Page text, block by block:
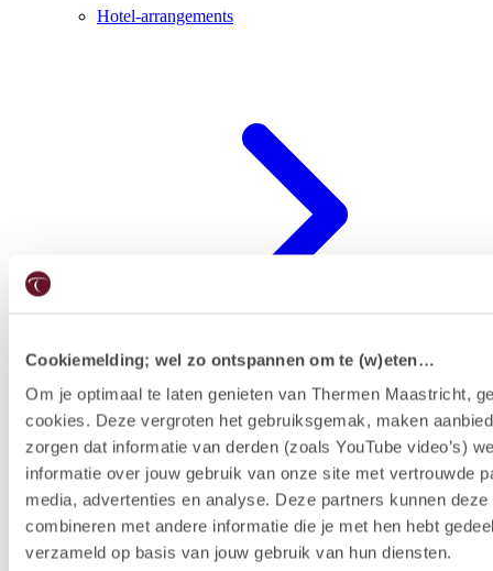
Cookiemelding; wel zo ontspannen om te (w)eten…
Om je optimaal te laten genieten van Thermen Maastricht,
cookies. Deze vergroten het gebruiksgemak, maken
zorgen dat informatie van derden (zoals YouTube video’s)
informatie over jouw gebruik van onze site met vertrouwde
media, advertenties en analyse. Deze partners kunnen deze
combineren met andere informatie die je met hen hebt
verzameld op basis van jouw gebruik van hun diensten.
Hotel-arrangements
Hotelausstattung